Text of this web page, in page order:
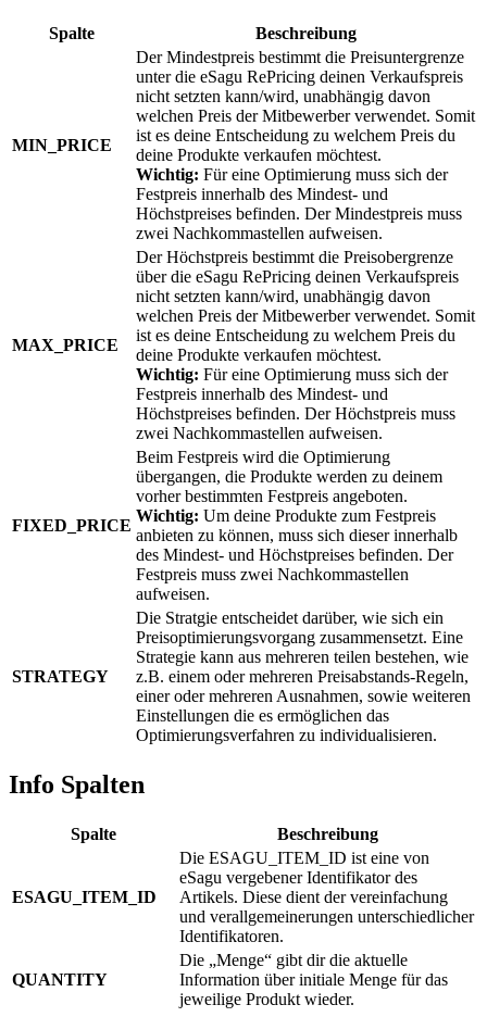
Spalte Beschreibung
MIN_PRICE
Der Mindestpreis bestimmt die Preisuntergrenze
unter die eSagu RePricing deinen Verkaufspreis
nicht setzten kann/wird, unabhängig davon
welchen Preis der Mitbewerber verwendet. Somit
ist es deine Entscheidung zu welchem Preis du
deine Produkte verkaufen möchtest.
Wichtig: Für eine Optimierung muss sich der
Festpreis innerhalb des Mindest- und
Höchstpreises befinden. Der Mindestpreis muss
zwei Nachkommastellen aufweisen.
MAX_PRICE
Der Höchstpreis bestimmt die Preisobergrenze
über die eSagu RePricing deinen Verkaufspreis
nicht setzten kann/wird, unabhängig davon
welchen Preis der Mitbewerber verwendet. Somit
ist es deine Entscheidung zu welchem Preis du
deine Produkte verkaufen möchtest.
Wichtig: Für eine Optimierung muss sich der
Festpreis innerhalb des Mindest- und
Höchstpreises befinden. Der Höchstpreis muss
zwei Nachkommastellen aufweisen.
FIXED_PRICE
Beim Festpreis wird die Optimierung
übergangen, die Produkte werden zu deinem
vorher bestimmten Festpreis angeboten.
Wichtig: Um deine Produkte zum Festpreis
anbieten zu können, muss sich dieser innerhalb
des Mindest- und Höchstpreises befinden. Der
Festpreis muss zwei Nachkommastellen
aufweisen.
STRATEGY
Die Stratgie entscheidet darüber, wie sich ein
Preisoptimierungsvorgang zusammensetzt. Eine
Strategie kann aus mehreren teilen bestehen, wie
z.B. einem oder mehreren Preisabstands-Regeln,
einer oder mehreren Ausnahmen, sowie weiteren
Einstellungen die es ermöglichen das
Optimierungsverfahren zu individualisieren.
Info Spalten
Spalte Beschreibung
ESAGU_ITEM_ID
Die ESAGU_ITEM_ID ist eine von
eSagu vergebener Identifikator des
Artikels. Diese dient der vereinfachung
und verallgemeinerungen unterschiedlicher
Identifikatoren.
QUANTITY
Die „Menge“ gibt dir die aktuelle
Information über initiale Menge für das
jeweilige Produkt wieder.